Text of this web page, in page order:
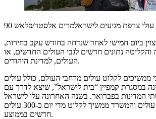
עולי צרפת מגיעים לישראלמרים אלסטר/פלאש 90
ביום חמישי לאחר שנדחה בחודש עקב בחירות,
נתונים חדשים לגבי העולים החדשים, או
העולים, למדינת היהודים.
ממשיכים לקלוט עולים מרחבי העולם, כולל עולים
במסגרת קמפיין “בית לישראל”, שיצא לדרך עם
המדינות בפברואר. בשנה האחרונה עלו לישראל
למעלה מ-70 אלף עולים והמשרד ממשיך לקלוט מדי יום כ-300 עולים
חדשים בממוצע.